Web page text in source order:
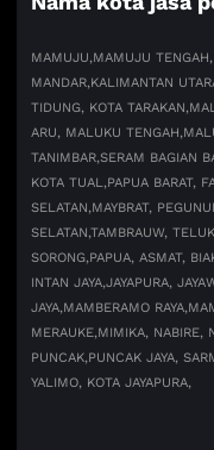
MAMUJU,MAMUJU TENGAH,
MANDAR,KALIMANTAN
TIDUNG, KOTA TARAKAN,
ARU, MALUKU TENGAH,
TANIMBAR,SERAM BAGIAN
KOTA TUAL,PAPUA BARAT,
SELATAN,MAYBRAT,
SELATAN,TAMBRAUW,
SORONG,PAPUA, ASMAT,
INTAN JAYA,JAYAPURA,
JAYA,MAMBERAMO RAYA,
MERAUKE,MIMIKA, NABIRE,
PUNCAK,PUNCAK JAYA,
YALIMO, KOTA JAYAPURA,